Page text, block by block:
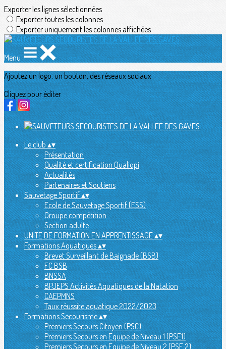
Exporter les lignes sélectionnées
Exporter toutes les colonnes
Exporter uniquement les colonnes affichées
Menu
Ajoutez un logo, un bouton, des réseaux sociaux
Cliquez pour éditer
Le club▴▾
Présentation
Qualité et certification Qualiopi
Actualités
Partenaires et Soutiens
Sauvetage Sportif▴▾
Ecole de Sauvetage Sportif (ESS)
Groupe compétition
Section adulte
UNITE DE FORMATION EN APPRENTISSAGE▴▾
Formations Aquatiques▴▾
Brevet Surveillant de Baignade (BSB)
FC BSB
BNSSA
BPJEPS Activités Aquatiques de la Natation
CAEPMNS
Taux réussite aquatique 2022/2023
Formations Secourisme▴▾
Premiers Secours Citoyen (PSC)
Premiers Secours en Equipe de Niveau 1 (PSE1)
Premiers Secours en Equipe de Niveau 2 (PSE 2)